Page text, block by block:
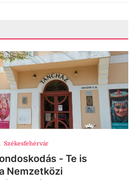
Székesfehérvár
- Te is
Nemzetközi